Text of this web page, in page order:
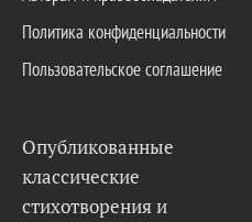
Политика конфиденциальности
Пользовательское соглашение
Опубликованные
классические
стихотворения и